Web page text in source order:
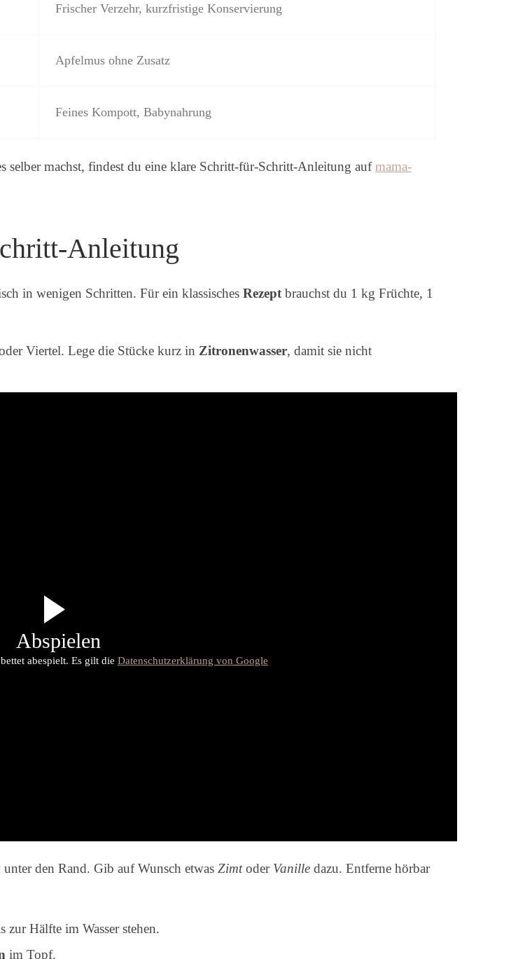
Frischer Verzehr, kurzfristige Konservierung
Apfelmus ohne Zusatz
Feines Kompott, Babynahrung
selber machst, findest du eine klare Schritt-für-Schritt-Anleitung aufmama-
Anleitung
in wenigen Schritten. Für ein klassisches Rezept brauchst du 1 kg Früchte, 1
Viertel. Lege die Stücke kurz in Zitronenwasser, damit sie nicht
Abspielen
abespielt. Es gilt die Datenschutzerklärung von Google
den Rand. Gib auf Wunsch etwas Zimtoder Vanille dazu. Entferne hörbar
zur Hälfte im Wasser stehen.
im Topf.